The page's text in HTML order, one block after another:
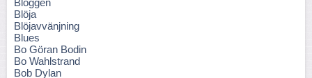
Bloggen
Blöja
Blöjavvänjning
Blues
Bo Göran Bodin
Bo Wahlstrand
Bob Dylan